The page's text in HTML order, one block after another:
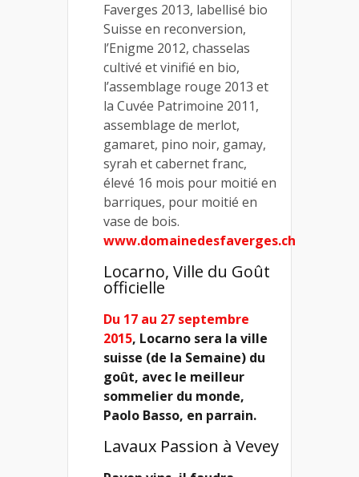
Faverges 2013, labellisé bio
Suisse en reconversion,
l’Enigme 2012, chasselas
cultivé et vinifié en bio,
l’assemblage rouge 2013 et
la Cuvée Patrimoine 2011,
assemblage de merlot,
gamaret, pino noir, gamay,
syrah et cabernet franc,
élevé 16 mois pour moitié en
barriques, pour moitié en
vase de bois.
www.domainedesfaverges.ch
Locarno, Ville du Goût
officielle
Du 17 au 27 septembre
2015, Locarno sera la ville
suisse (de la Semaine) du
goût, avec le meilleur
sommelier du monde,
Paolo Basso, en parrain.
Lavaux Passion à Vevey